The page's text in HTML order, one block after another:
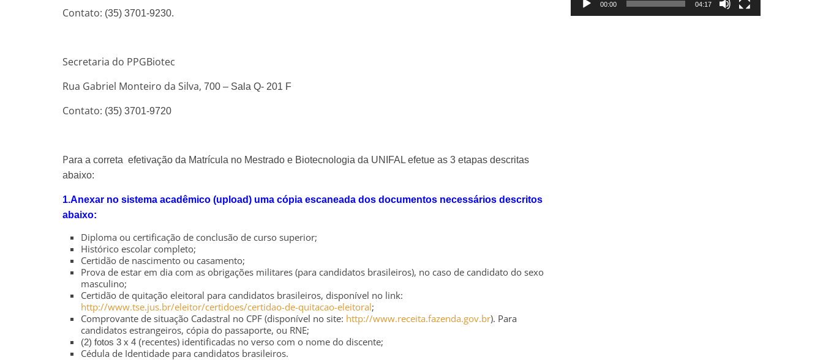
Contato: (35) 3701-9230.
Secretaria do PPGBiotec
Rua Gabriel Monteiro da Silva, 700 – Sala Q- 201 F
Contato: (35) 3701-9720
Para a correta efetivação da Matrícula no Mestrado e Biotecnologia da UNIFAL efetue as 3 etapas descritas
abaixo:
1.Anexar no sistema acadêmico (upload) uma cópia escaneada dos documentos necessários descritos
abaixo:
Diploma ou certificação de conclusão de curso superior;
Histórico escolar completo;
Certidão de nascimento ou casamento;
Prova de estar em dia com as obrigações militares (para candidatos brasileiros), no caso de candidato do sexo
masculino;
Certidão de quitação eleitoral para candidatos brasileiros, disponível no link:
http://www.tse.jus.br/eleitor/certidoes/certidao-de-quitacao-eleitoral;
Comprovante de situação Cadastral no CPF (disponível no site: http://www.receita.fazenda.gov.br). Para
candidatos estrangeiros, cópia do passaporte, ou RNE;
(2) fotos 3 x 4 (recentes) identificadas no verso com o nome do discente;
Cédula de Identidade para candidatos brasileiros.
00:00 04:17